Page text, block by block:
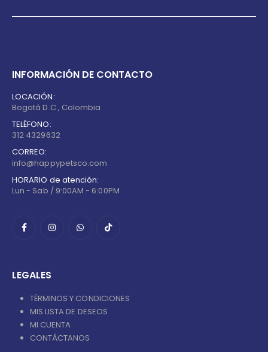
INFORMACIÓN DE CONTACTO
LOCACIÓN:
Bogotá D.C., Colombia
TELÉFONO:
312 4329632
CORREO:
info@happypetsco.com
HORARIO de atención:
Lun - Sab / 9:00AM - 6:00PM
LEGALES
TÉRMINOS Y CONDICIONES
MIS LISTA DE DESEOS
MI CUENTA
CONTÁCTANOS